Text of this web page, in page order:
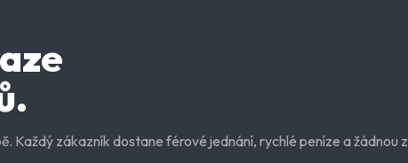
Každý zákazník dostane férové jednání, rychlé peníze a žádnou